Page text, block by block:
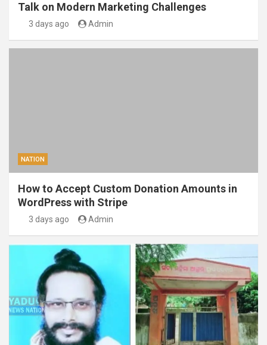
Talk on Modern Marketing Challenges
3 days ago Admin
NATION
How to Accept Custom Donation Amounts in
WordPress with Stripe
3 days ago Admin